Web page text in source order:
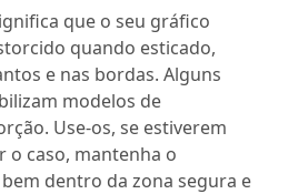
que o seu gráfico
quando esticado,
e nas bordas. Alguns
modelos de
Use-os, se estiverem
o caso, mantenha o
dentro da zona segura e